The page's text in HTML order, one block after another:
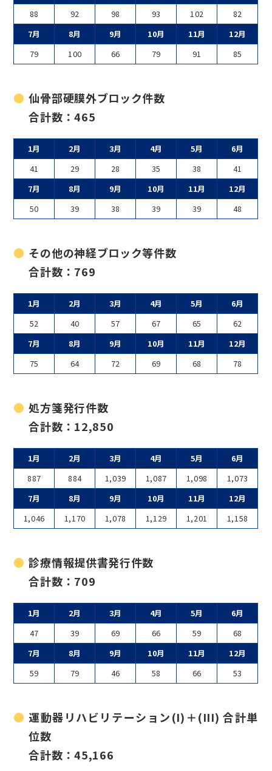
88
92 98 93 102
82
7月
8月 9月 10月 11月
12月
79
100 66 79 91 85
仙骨部硬膜外ブロック件数
合計数：465
1月 2月 3月 4月 5月
6月
41
29 28 35 38
41
7月
8月 9月 10月 11月
12月
50
39 38 39 39 48
その他の神経ブロック等件数
合計数：769
1月 2月 3月 4月 5月
6月
52
40 57 67 65
62
7月
8月 9月 10月 11月
12月
75
64 72 69 68 78
処方箋発行件数
合計数：12,850
1月 2月 3月 4月 5月
6月
887
884 1,039 1,087 1,098
1,073
7月
8月 9月 10月 11月
12月
1,046
1,170 1,078 1,129 1,201 1,158
診療情報提供書発行件数
合計数：709
1月 2月 3月 4月 5月
6月
47
39 69 66 59
68
7月
8月 9月 10月 11月
12月
59
79 46 58 66 53
運動器リハビリテーション(I)＋(III) 合計単
位数
合計数：45,166